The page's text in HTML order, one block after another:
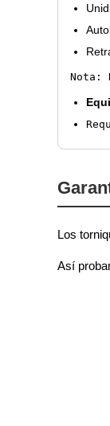
Nota:
Los
Así